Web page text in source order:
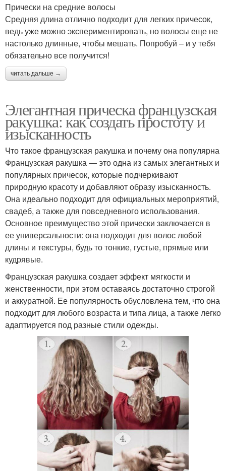
Прически на средние волосы
Средняя длина отлично подходит для легких причесок,
ведь уже можно экспериментировать, но волосы еще не
настолько длинные, чтобы мешать. Попробуй – и у тебя
обязательно все получится!
читать дальше →
Элегантная прическа французская
ракушка: как создать простоту и
изысканность
Что такое французская ракушка и почему она популярна
Французская ракушка — это одна из самых элегантных и
популярных причесок, которые подчеркивают
природную красоту и добавляют образу изысканность.
Она идеально подходит для официальных мероприятий,
свадеб, а также для повседневного использования.
Основное преимущество этой прически заключается в
ее универсальности: она подходит для волос любой
длины и текстуры, будь то тонкие, густые, прямые или
кудрявые.
Французская ракушка создает эффект мягкости и
женственности, при этом оставаясь достаточно строгой
и аккуратной. Ее популярность обусловлена тем, что она
подходит для любого возраста и типа лица, а также легко
адаптируется под разные стили одежды.